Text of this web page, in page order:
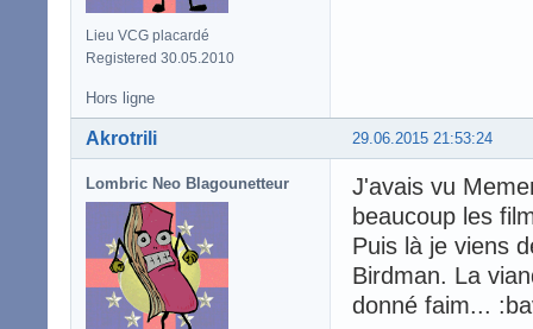
Lieu VCG placardé
Registered 30.05.2010
Hors ligne
29.06.2015 21:53:24
Akrotrili
Lombric Neo Blagounetteur
J'avais vu
beaucoup les
Puis là je viens
Birdman. La
donné faim...